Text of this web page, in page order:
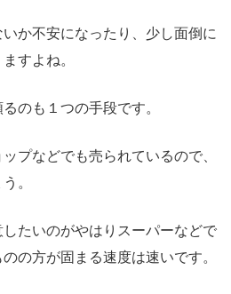
か不安になったり、少し面倒に
すよね。
のも１つの手段です。
プなどでも売られているので、
。
たいのがやはりスーパーなどで
の方が固まる速度は速いです。